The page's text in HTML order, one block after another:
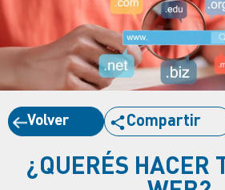
Volver Compartir
¿QUERÉS HACER